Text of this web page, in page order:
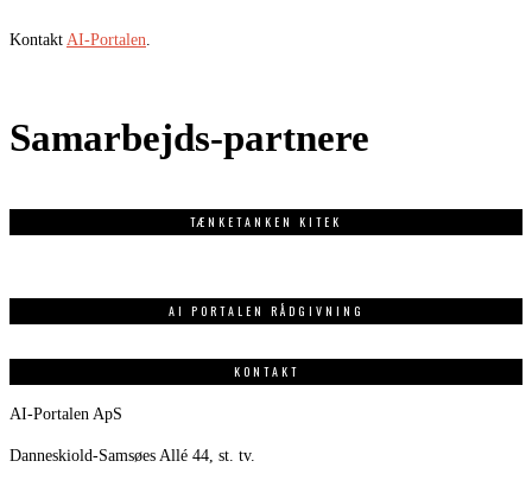
Kontakt AI-Portalen
Samarbejds-partnere
TÆNKETANKEN KITEK
AI PORTALEN RÅDGIVNING
KONTAKT
AI-Portalen ApS
Danneskiold-Samsøes Allé 44, st. tv.